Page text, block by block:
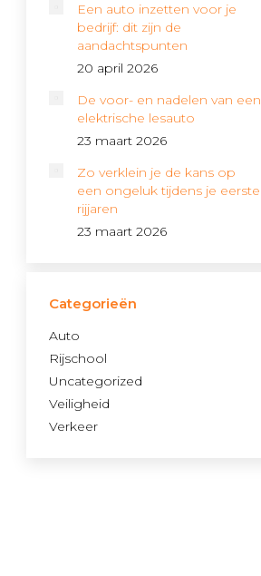
Een auto inzetten voor je
bedrijf: dit zijn de
aandachtspunten
20 april 2026
De voor- en nadelen van een
elektrische lesauto
23 maart 2026
Zo verklein je de kans op
een ongeluk tijdens je eerste
rijjaren
23 maart 2026
Categorieën
Auto
Rijschool
Uncategorized
Veiligheid
Verkeer